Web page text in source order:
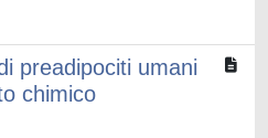
preadipociti umani
chimico